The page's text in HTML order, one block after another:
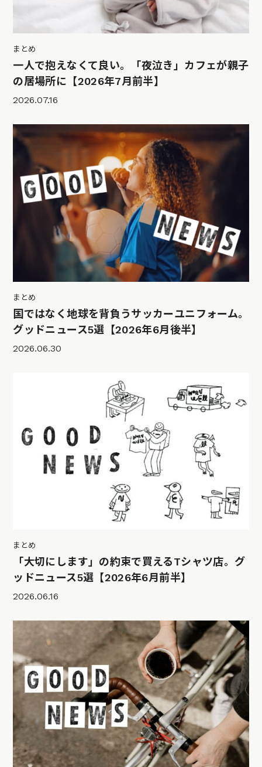
まとめ
一人で抱えなくて良い。「夜泣き」カフェが親子
の居場所に【2026年7月前半】
2026.07.16
まとめ
国ではなく地球を背負うサッカーユニフォーム。
グッドニュース5選【2026年6月後半】
2026.06.30
まとめ
「大切にします」の約束で買えるTシャツ店。グ
ッドニュース5選【2026年6月前半】
2026.06.16